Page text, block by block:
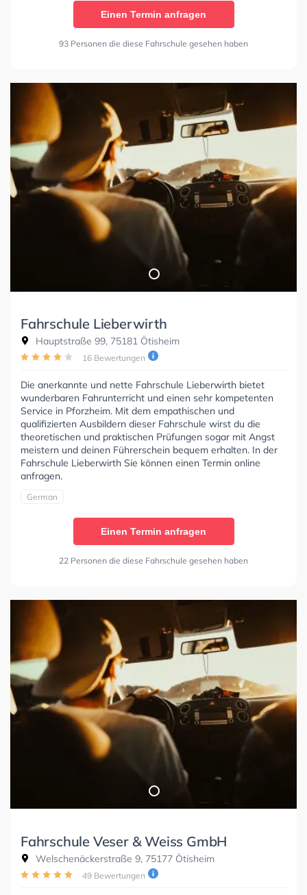
Einen Termin anfragen
93 Personen die diese Fahrschule gesehen haben
Fahrschule Lieberwirth
Hauptstraße 99, 75181 Ötisheim
16 Bewertungen
Die anerkannte und nette Fahrschule Lieberwirth bietet
wunderbaren Fahrunterricht und einen sehr kompetenten
Service in Pforzheim. Mit dem empathischen und
qualifizierten Ausbildern dieser Fahrschule wirst du die
theoretischen und praktischen Prüfungen sogar mit Angst
meistern und deinen Führerschein bequem erhalten. In der
Fahrschule Lieberwirth Sie können einen Termin online
anfragen.
German
Einen Termin anfragen
22 Personen die diese Fahrschule gesehen haben
Fahrschule Veser & Weiss GmbH
Welschenäckerstraße 9, 75177 Ötisheim
49 Bewertungen